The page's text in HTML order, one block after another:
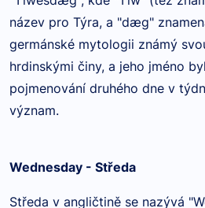
název pro Týra, a "dæg"
germánské mytologii známý
hrdinskými činy, a jeho jméno
pojmenování druhého dne v
význam.
Wednesday - Středa
Středa v angličtině se nazývá